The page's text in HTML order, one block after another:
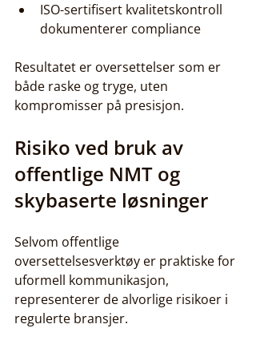
ISO-sertifisert kvalitetskontroll
dokumenterer compliance
Resultatet er oversettelser som er
både raske og tryge, uten
kompromisser på presisjon.
Risiko ved bruk av
offentlige NMT og
skybaserte løsninger
Selvom offentlige
oversettelsesverktøy er praktiske for
uformell kommunikasjon,
representerer de alvorlige risikoer i
regulerte bransjer.